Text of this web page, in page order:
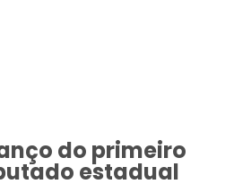
do primeiro
estadual